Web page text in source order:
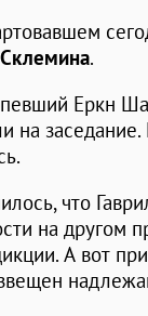
Склемина.
Еркн
на
что
на другом
А вот